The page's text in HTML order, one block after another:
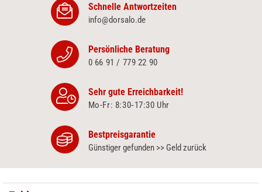
Schnelle Antwortzeiten
info@dorsalo.de
Persönliche Beratung
0 66 91 / 779 22 90
Sehr gute Erreichbarkeit!
Mo-Fr: 8:30‑17:30 Uhr
Bestpreisgarantie
Günstiger gefunden >> Geld zurück